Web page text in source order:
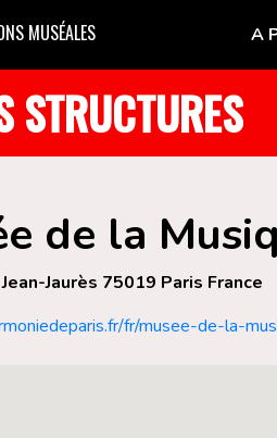
MUSÉALES A
STRUCTURES
de la
Jaurès 75019 Paris France
fr/musee-de-la-